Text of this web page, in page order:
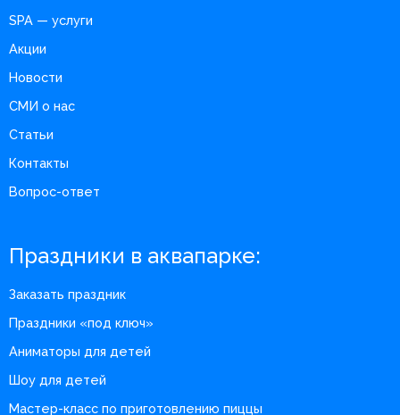
SPA — услуги
Акции
Новости
СМИ о нас
Статьи
Контакты
Вопрос-ответ
Праздники в аквапарке:
Заказать праздник
Праздники «под ключ»
Аниматоры для детей
Шоу для детей
Мастер-класс по приготовлению пиццы